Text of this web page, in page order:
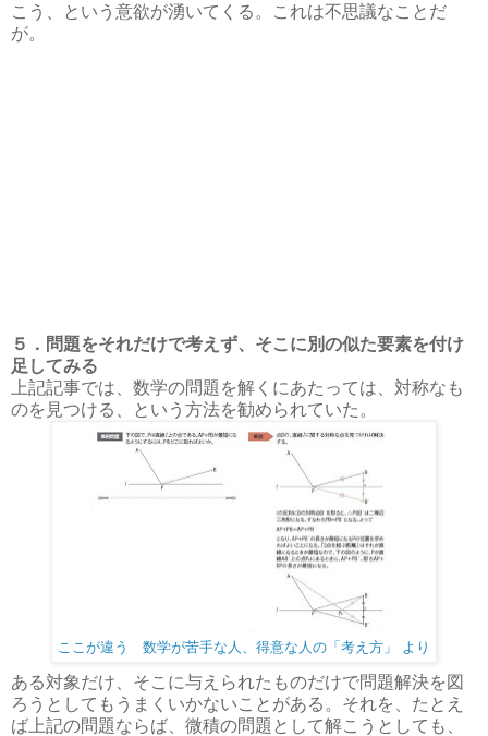
こう、という意欲が湧いてくる。これは不思議なことだ
が。
５．問題をそれだけで考えず、そこに別の似た要素を付け
足してみる
上記記事では、数学の問題を解くにあたっては、対称なも
のを見つける、という方法を勧められていた。
ここが違う 数学が苦手な人、得意な人の「考え方」 より
ある対象だけ、そこに与えられたものだけで問題解決を図
ろうとしてもうまくいかないことがある。それを、たとえ
ば上記の問題ならば、微積の問題として解こうとしても、